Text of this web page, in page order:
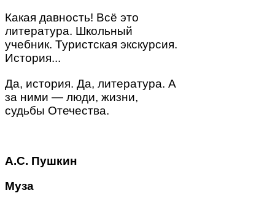
Какая давность! Всё это
литература. Школьный
учебник. Туристская экскурсия.
История...
Да, история. Да, литература. А
за ними — люди, жизни,
судьбы Отечества.
А.С. Пушкин
Муза